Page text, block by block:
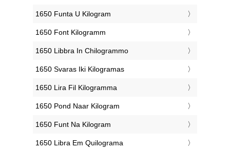
‎1650 Funta U Kilogram
‎1650 Font Kilogramm
‎1650 Libbra In Chilogrammo
‎1650 Svaras Iki Kilogramas
‎1650 Lira Fil Kilogramma
‎1650 Pond Naar Kilogram
‎1650 Funt Na Kilogram
‎1650 Libra Em Quilograma